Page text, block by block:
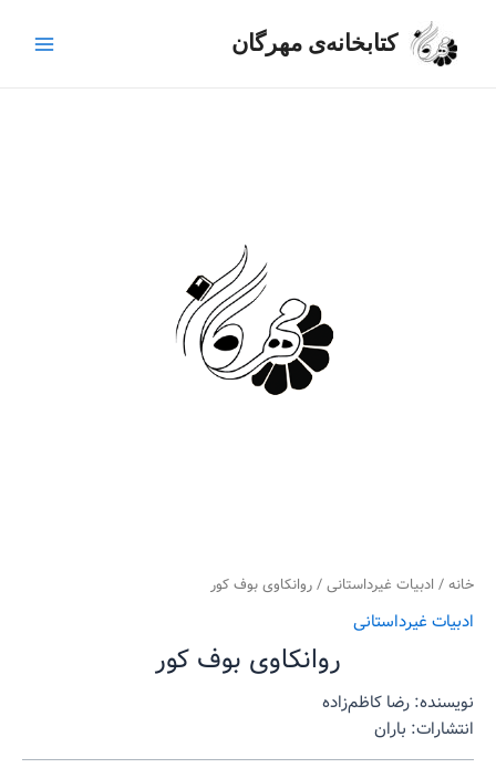
کتابخانه‌ی مهرگان
Menu
خانه/ ادبیات غیرداستانی/ روانکاوی بوف کور
ادبیات غیرداستانی
روانکاوی بوف کور
نویسنده: رضا کاظم‌زاده
انتشارات: باران